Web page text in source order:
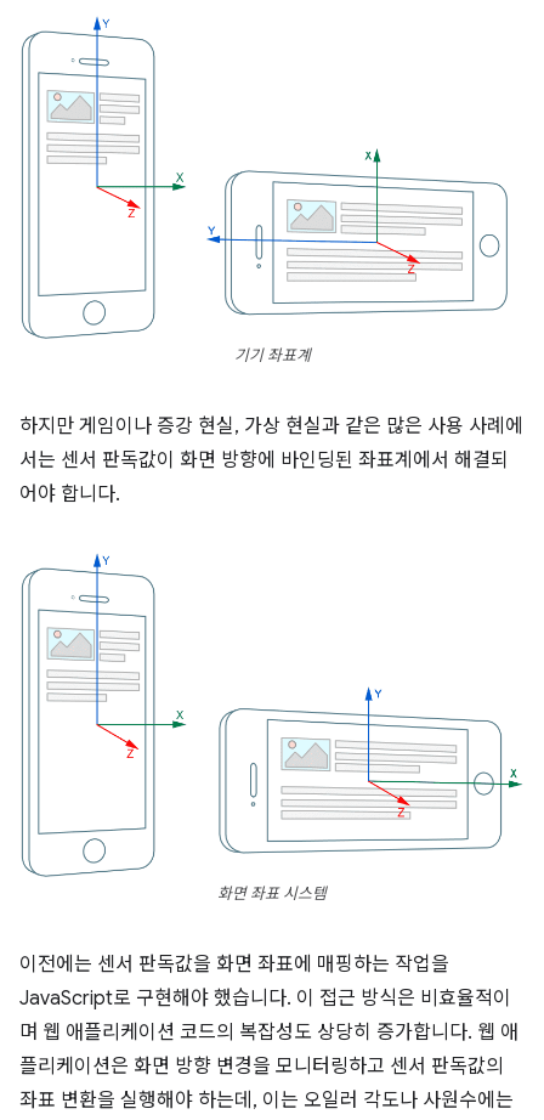
기기 좌표계
하지만 게임이나 증강 현실, 가상 현실과 같은 많은 사용 사례에
서는 센서 판독값이 화면 방향에 바인딩된 좌표계에서 해결되
어야 합니다.
화면 좌표 시스템
이전에는 센서 판독값을 화면 좌표에 매핑하는 작업을
JavaScript로 구현해야 했습니다. 이 접근 방식은 비효율적이
며 웹 애플리케이션 코드의 복잡성도 상당히 증가합니다. 웹 애
플리케이션은 화면 방향 변경을 모니터링하고 센서 판독값의
좌표 변환을 실행해야 하는데, 이는 오일러 각도나 사원수에는